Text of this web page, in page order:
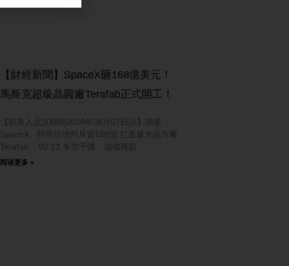
【財經新聞】SpaceX砸168億美元！
馬斯克超級晶圓廠Terafab正式開工！
【新唐人北京時間2026年08月07日訊】摘要：
SpaceX、特斯拉德州斥資168億 打造最大晶片廠
Terafab。 00:13 多空干擾、油價再起
阅读更多 »